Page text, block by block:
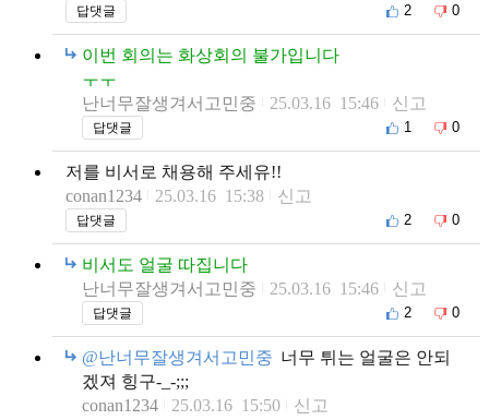
답댓글 2 0
이번 회의는 화상회의 불가입니다
ㅜㅜ
난너무잘생겨서고민중
25.03.16 15:46 신고
답댓글 1 0
저를 비서로 채용해 주세유!!
conan1234
25.03.16 15:38 신고
답댓글 2 0
비서도 얼굴 따집니다
난너무잘생겨서고민중
25.03.16 15:46 신고
답댓글 2 0
@난너무잘생겨서고민중 너무 튀는 얼굴은 안되
겠져 힝구-_-;;;
conan1234
25.03.16 15:50 신고